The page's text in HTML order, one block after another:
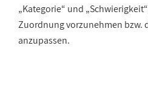
„Kategorie“ und
Zuordnung vorzunehmen bzw.
anzupassen.